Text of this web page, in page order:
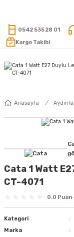
0542 535 28 01
Kargo Takibi
Anasayfa
Cata 1 Watt
CT-4071
0.0 Puan
Kategori
Marka